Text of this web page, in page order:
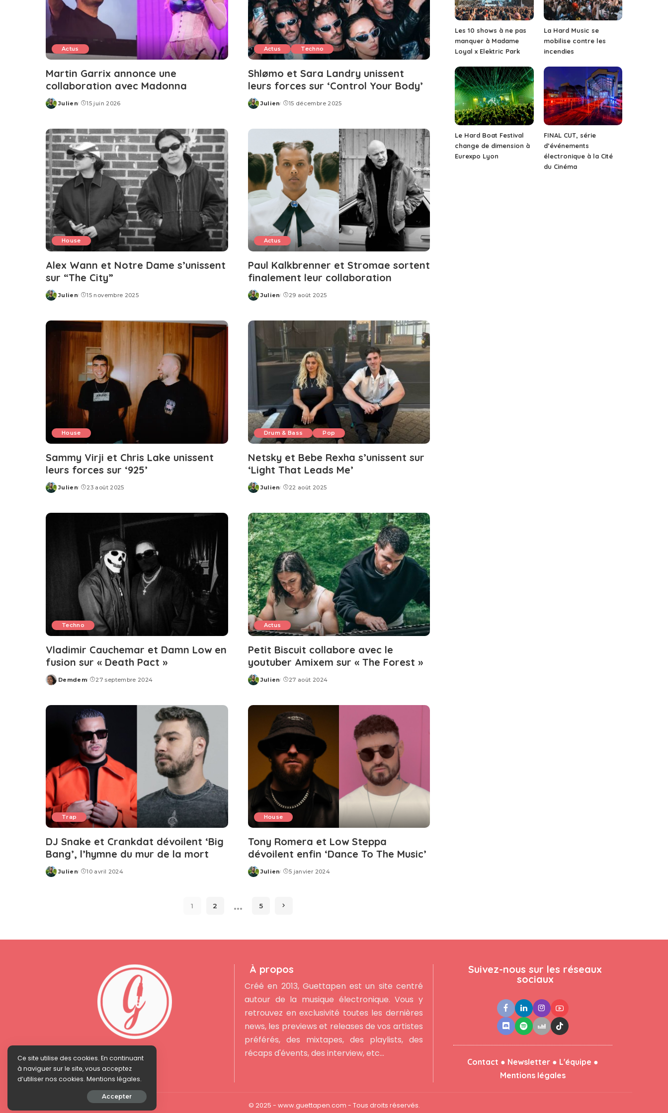
Actus
Martin Garrix annonce une
collaboration avec Madonna
Posted
Julien 15 juin 2026
Actus Techno
Shlømo et Sara Landry unissent
leurs forces sur ‘Control Your Body’
Posted
Julien 15 décembre 2025
House
Alex Wann et Notre Dame s’unissent
sur “The City”
Posted
Julien 15 novembre 2025
Actus
Paul Kalkbrenner et Stromae sortent
finalement leur collaboration
Posted
Julien 29 août 2025
House
Sammy Virji et Chris Lake unissent
leurs forces sur ‘925’
Posted
Julien 23 août 2025
Drum & Bass Pop
Netsky et Bebe Rexha s’unissent sur
‘Light That Leads Me’
Posted
Julien 22 août 2025
Techno
Vladimir Cauchemar et Damn Low en
fusion sur « Death Pact »
Posted
Demdem 27 septembre 2024
Actus
Petit Biscuit collabore avec le
youtuber Amixem sur « The Forest »
Posted
Julien 27 août 2024
Trap
DJ Snake et Crankdat dévoilent ‘Big
Bang’, l’hymne du mur de la mort
Posted
Julien 10 avril 2024
House
Tony Romera et Low Steppa
dévoilent enfin ‘Dance To The Music’
Posted
Julien 5 janvier 2024
1 2 … 5
Les 10 shows à ne pas
manquer à Madame
Loyal x Elektric Park
La Hard Music se
mobilise contre les
incendies
Le Hard Boat Festival
change de dimension à
Eurexpo Lyon
FINAL CUT, série
d’événements
électronique à la Cité
du Cinéma
À propos
Créé en 2013, Guettapen est un site centré
autour de la musique électronique. Vous y
retrouvez en exclusivité toutes les dernières
news, les previews et releases de vos artistes
préférés, des mixtapes, des playlists, des
récaps d'évents, des interview, etc...
Suivez-nous sur les réseaux
sociaux
Contact ● Newsletter ● L'équipe ●
Mentions légales
© 2025 - www.guettapen.com - Tous droits réservés.
Ce site utilise des cookies. En continuant
à naviguer sur le site, vous acceptez
d’utiliser nos cookies. Mentions légales.
Accepter